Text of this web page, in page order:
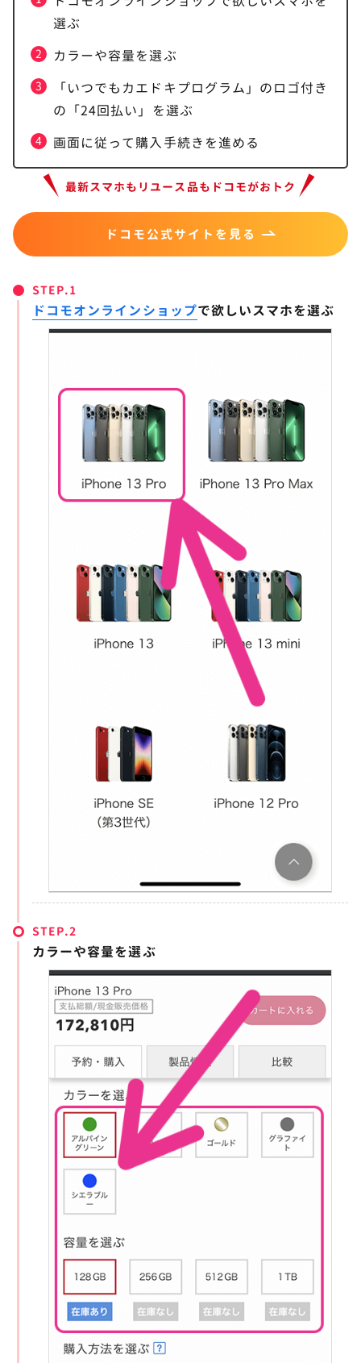
選ぶ
カラーや容量を選ぶ
「いつでもカエドキプログラム」のロゴ付き
の「24回払い」を選ぶ
画面に従って購入手続きを進める
最新スマホもリユース品もドコモがおトク
ドコモ公式サイトを見る
STEP.
ドコモオンラインショップで欲しいスマホを選ぶ
STEP.
カラーや容量を選ぶ